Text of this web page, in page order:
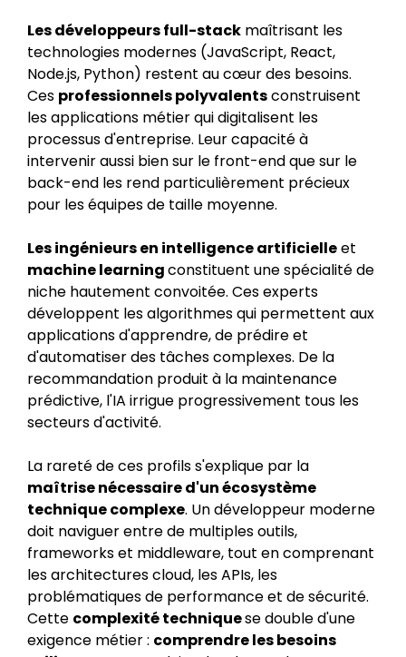
Les développeurs full-stack maîtrisant les
technologies modernes (JavaScript, React,
Node.js, Python) restent au cœur des besoins.
Ces professionnels polyvalentsconstruisent
les applications métier qui digitalisent les
processus d'entreprise. Leur capacité à
intervenir aussi bien sur le front-end que sur le
back-end les rend particulièrement précieux
pour les équipes de taille moyenne.
Les ingénieurs en intelligence artificielleet
machine learningconstituent une spécialité de
niche hautement convoitée. Ces experts
développent les algorithmes qui permettent aux
applications d'apprendre, de prédire et
d'automatiser des tâches complexes. De la
recommandation produit à la maintenance
prédictive, l'IA irrigue progressivement tous les
secteurs d'activité.
La rareté de ces profils s'explique par la
maîtrise nécessaire d'un écosystème
technique complexe. Un développeur moderne
doit naviguer entre de multiples outils,
frameworks et middleware, tout en comprenant
les architectures cloud, les APIs, les
problématiques de performance et de sécurité.
Cette complexité techniquese double d'une
exigence métier : comprendre les besoins